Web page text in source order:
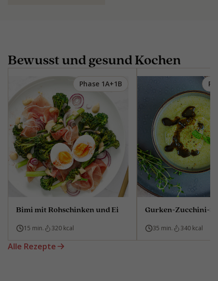
Bewusst und gesund Kochen
Phase 1A+1B
Bimi mit Rohschinken und Ei
15 min. 320 kcal
Gurken-Zucchini-
35 min. 340 kcal
Alle Rezepte